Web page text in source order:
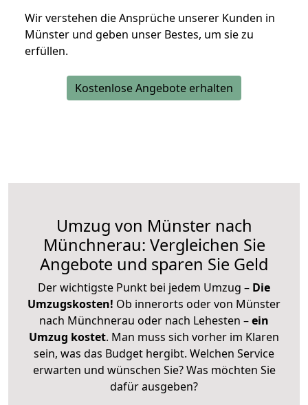
Wir verstehen die Ansprüche unserer Kunden in
Münster und geben unser Bestes, um sie zu
erfüllen.
Kostenlose Angebote erhalten
Umzug von Münster nach
Münchnerau: Vergleichen Sie
Angebote und sparen Sie Geld
Der wichtigste Punkt bei jedem Umzug – Die
Umzugskosten! Ob innerorts oder von Münster
nach Münchnerau oder nach Lehesten –ein
Umzug kostet. Man muss sich vorher im Klaren
sein, was das Budget hergibt. Welchen Service
erwarten und wünschen Sie? Was möchten Sie
dafür ausgeben?